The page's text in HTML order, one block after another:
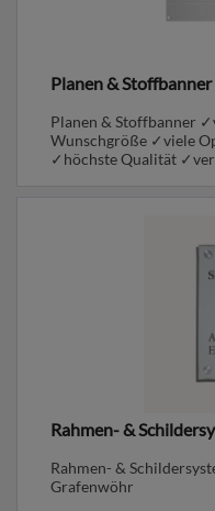
Planen & Stoffbanner
Planen & Stoffbanner
Wunschgröße ✓viele
✓höchste Qualität
Rahmen- &
Rahmen- &
Grafenwöhr